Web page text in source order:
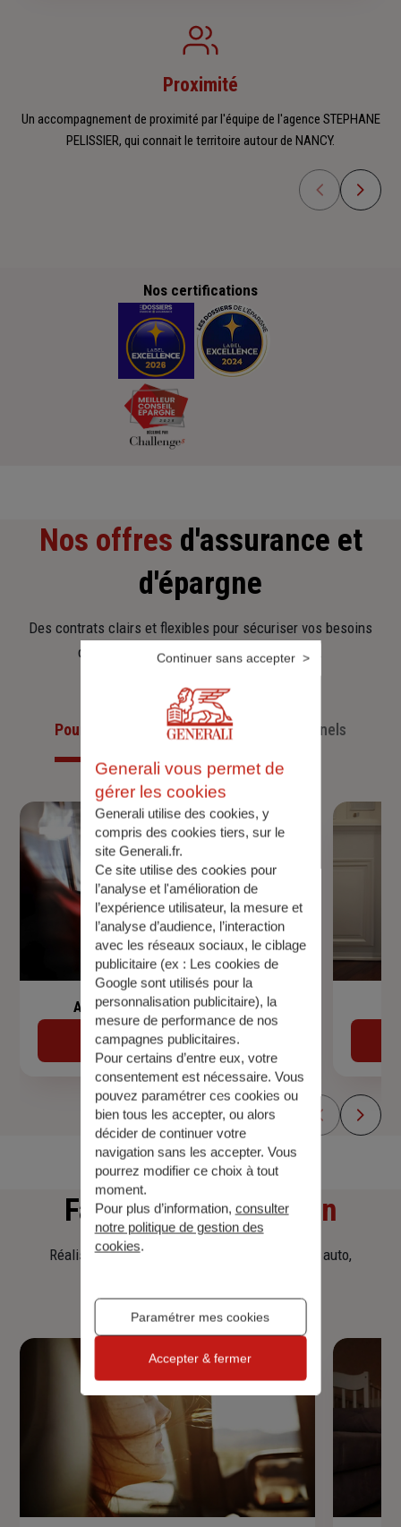
Proximité
Un accompagnement de proximité par l'équipe de l'agence STEPHANE
PELISSIER, qui connait le territoire autour de NANCY.
Nos certifications
Nos offres d'assurance et
d'épargne
Des contrats clairs et flexibles pour sécuriser vos besoins
d’aujourd’hui et anticiper ceux de demain.
Pour les particuliersPour les professionnels
Assurance de prêt immobilier
Découvrir
Faitesune simulation
Réalisez une simulation tarifaire d'assurance, auto,
Generali vous permet de
gérer les cookies
Generali utilise des cookies, y
compris des cookies tiers, sur le
site Generali.fr.
Ce site utilise des cookies pour
l’analyse et l'amélioration de
l’expérience utilisateur, la mesure et
l’analyse d’audience, l’interaction
avec les réseaux sociaux, le ciblage
publicitaire (ex : Les cookies de
Google sont utilisés pour la
personnalisation publicitaire), la
mesure de performance de nos
campagnes publicitaires.
Pour certains d’entre eux, votre
consentement est nécessaire. Vous
pouvez paramétrer ces cookies ou
bien tous les accepter, ou alors
décider de continuer votre
navigation sans les accepter. Vous
pourrez modifier ce choix à tout
moment.
Pour plus d’information, consulter
notre politique de gestion des
cookies.
Paramétrer mes cookies
Continuer sans accepter
Accepter & fermer